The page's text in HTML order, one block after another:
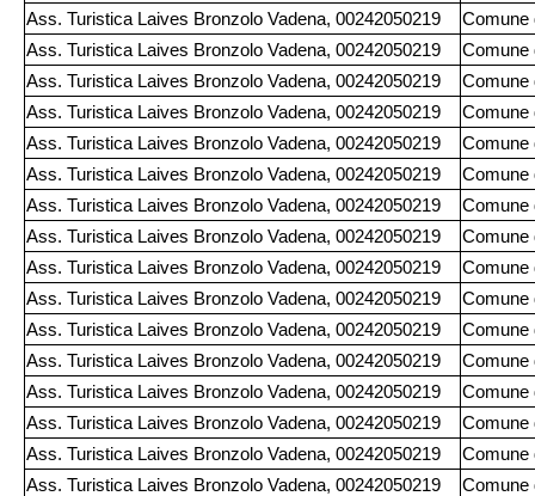
Ass. Turistica Laives Bronzolo Vadena, 00242050219
Comune
Ass. Turistica Laives Bronzolo Vadena, 00242050219
Comune
Ass. Turistica Laives Bronzolo Vadena, 00242050219
Comune
Ass. Turistica Laives Bronzolo Vadena, 00242050219
Comune
Ass. Turistica Laives Bronzolo Vadena, 00242050219
Comune
Ass. Turistica Laives Bronzolo Vadena, 00242050219
Comune
Ass. Turistica Laives Bronzolo Vadena, 00242050219
Comune
Ass. Turistica Laives Bronzolo Vadena, 00242050219
Comune
Ass. Turistica Laives Bronzolo Vadena, 00242050219
Comune
Ass. Turistica Laives Bronzolo Vadena, 00242050219
Comune
Ass. Turistica Laives Bronzolo Vadena, 00242050219
Comune
Ass. Turistica Laives Bronzolo Vadena, 00242050219
Comune
Ass. Turistica Laives Bronzolo Vadena, 00242050219
Comune
Ass. Turistica Laives Bronzolo Vadena, 00242050219
Comune
Ass. Turistica Laives Bronzolo Vadena, 00242050219
Comune
Ass. Turistica Laives Bronzolo Vadena, 00242050219
Comune